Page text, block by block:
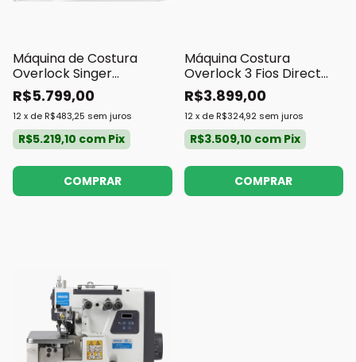
Máquina de Costura
Overlock Singer
Eletrônica 351E 3 Fios
R$5.799,00
12x de R$483,25 sem juros
R$5.219,10 com Pix
COMPRAR
Máquina Costura
Overlock 3 Fios Direct
Drive Sun Special
R$3.899,00
12 x de R$324,92 sem juros
R$3.509,10 com Pix
COMPRAR